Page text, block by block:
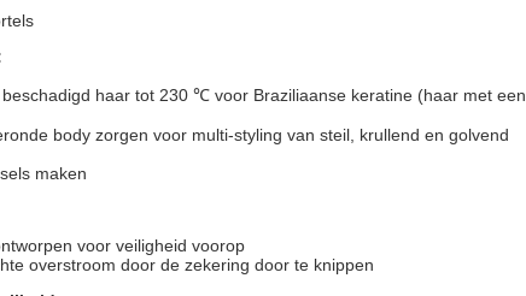
haar tot 230 ℃ voor Braziliaanse keratine (haar met een
body zorgen voor multi-styling van steil, krullend en golvend
maken
voor veiligheid voorop
overstroom door de zekering door te knippen